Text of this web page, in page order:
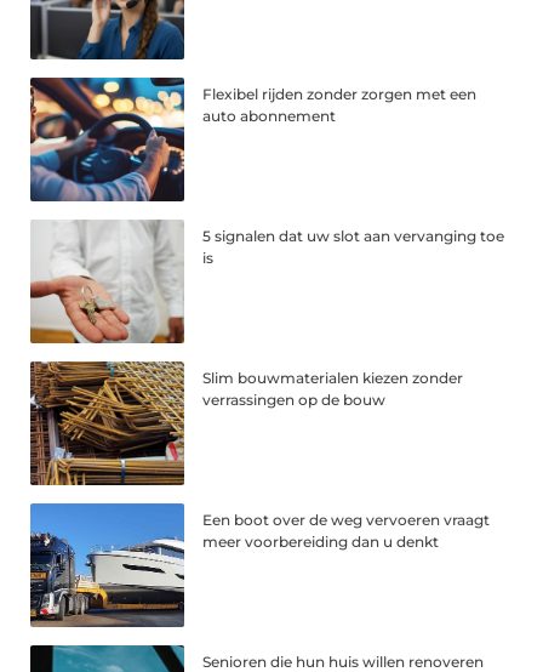
Flexibel rijden zonder zorgen met een
auto abonnement
5 signalen dat uw slot aan vervanging toe
is
Slim bouwmaterialen kiezen zonder
verrassingen op de bouw
Een boot over de weg vervoeren vraagt
meer voorbereiding dan u denkt
Senioren die hun huis willen renoveren